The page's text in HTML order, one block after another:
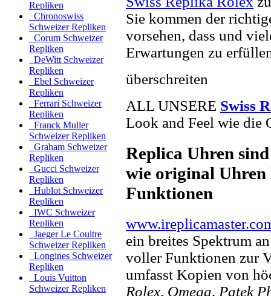
Repliken
Chronoswiss
Schweizer Repliken
Corum Schweizer
Repliken
DeWitt Schweizer
Repliken
Ebel Schweizer
Repliken
Ferrari Schweizer
Repliken
Franck Muller
Schweizer Repliken
Graham Schweizer
Repliken
Gucci Schweizer
Repliken
Hublot Schweizer
Repliken
IWC Schweizer
Repliken
Jaeger Le Coultre
Schweizer Repliken
Longines Schweizer
Repliken
Louis Vuitton
Schweizer Repliken
Sie kommen der
vorsehen, dass und
Erwartungen zu
überschreiten
ALL UNSERE Swiss
Look and Feel wie die
Replica Uhren
wie original Uhren
Funktionen
ein breites Spektrum
voller Funktionen zur
umfasst Kopien von
Rolex, Omega, Patek